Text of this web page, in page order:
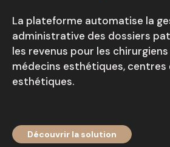
La plateforme automatise la
administrative des dossiers
les revenus pour les
médecins esthétiques, centres
esthétiques.
Découvrir la solution